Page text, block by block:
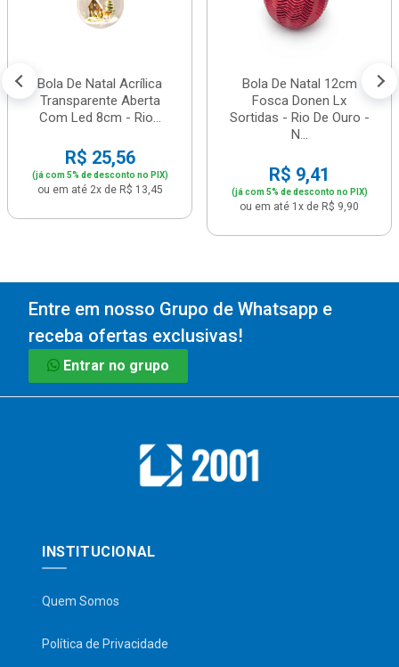
Bola De Natal Acrílica
Transparente Aberta
Com Led 8cm - Rio...
R$ 25,56
(já com 5% de desconto no PIX)
ou em até 2x de R$ 13,45
Bola De Natal 12cm
Fosca Donen Lx
Sortidas - Rio De Ouro -
N...
R$ 9,41
(já com 5% de desconto no PIX)
ou em até 1x de R$ 9,90
Entre em nosso Grupo de Whatsapp e
receba ofertas exclusivas!
Entrar no grupo
INSTITUCIONAL
Quem Somos
Política de Privacidade